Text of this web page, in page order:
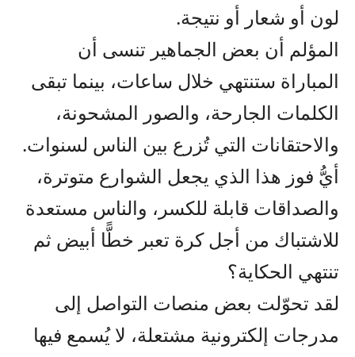
لون أو شعار أو نتيجة.
المؤلم أن بعض الجماهير تنسى أن
المباراة ستنتهي خلال ساعات، بينما تبقى
الكلمات الجارحة، والصور المشحونة،
والاحتقانات التي تُزرع بين الناس لسنوات.
أيُّ فوز هذا الذي يجعل الشوارع متوترة،
والصداقات قابلة للكسر، والناس مستعدة
للاشتباك من أجل كرة تعبر خطًّا أبيض ثم
تنتهي الحكاية؟
لقد تحوّلت بعض منصات التواصل إلى
مدرجات إلكترونية مشتعلة، لا يُسمع فيها